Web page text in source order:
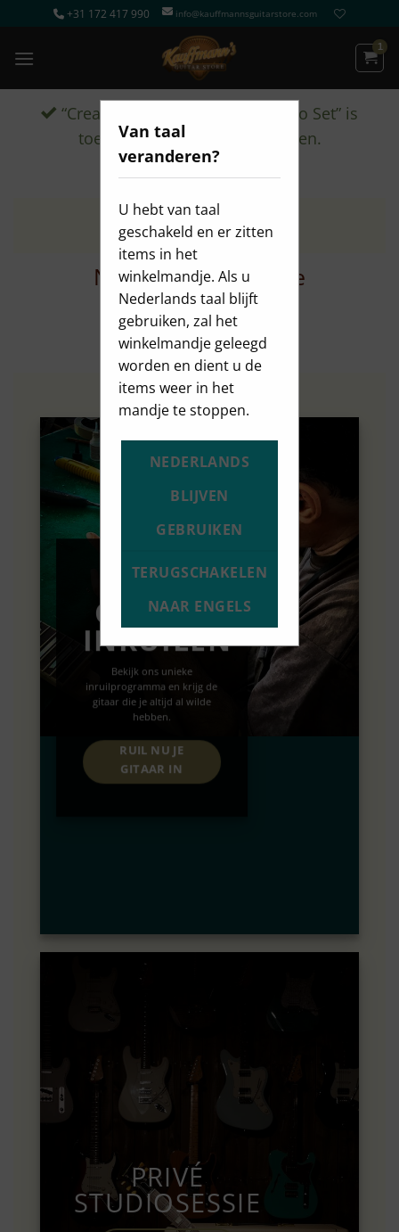
inhoud
+31 172 417 990 info@kauffmannsguitarstore.com
“Cream T Custom Shop JB Bolero Set” is
toegevoegd aan je winkelwagen.
‘Waar wacht je op?’
Nieuw in de collectie
JE
GITAAR
INRUILEN
Bekijk ons unieke
inruilprogramma en krijg de
gitaar die je altijd al wilde
hebben.
RUIL NU JE
GITAAR IN
PRIVÉ
STUDIOSESSIE
Van taal
veranderen?
U hebt van taal
geschakeld en er zitten
items in het
winkelmandje. Als u
Nederlands taal blijft
gebruiken, zal het
winkelmandje geleegd
worden en dient u de
items weer in het
mandje te stoppen.
NEDERLANDS
BLIJVEN
GEBRUIKEN
TERUGSCHAKELEN
NAAR ENGELS